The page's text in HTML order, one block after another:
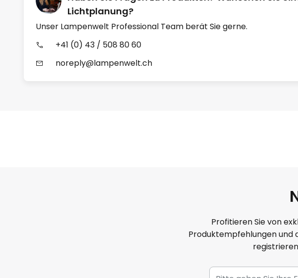
Lichtplanung?
Unser Lampenwelt Professional Team berät Sie gerne.
+41 (0) 43 / 508 80 60
noreply@lampenwelt.ch
Profitieren Sie von
Produktempfehlungen und